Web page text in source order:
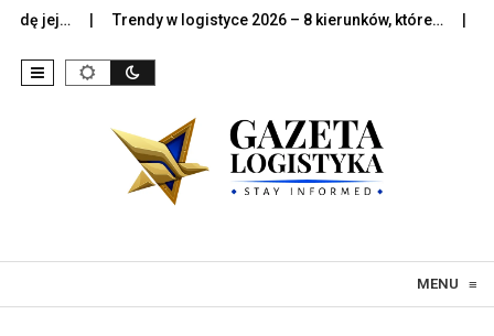
jej… Trendy w logistyce 2026 – 8 kierunków, które…
MENU ≡